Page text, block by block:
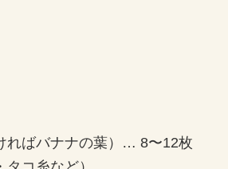
ればバナナの葉）… 8〜12枚